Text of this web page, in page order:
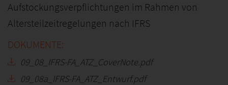
Aufstockungsverpflichtungen im Rahmen von
Altersteilzeitregelungen nach IFRS
09_08_IFRS-FA_ATZ_CoverNote.pdf
09_08a_IFRS-FA_ATZ_Entwurf.pdf